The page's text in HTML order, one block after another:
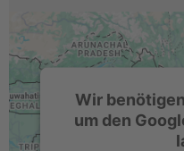
Wir
um den